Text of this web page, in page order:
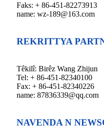
Faks: + 86-451-82273913
name: wz-189@163.com
REKRITTYA
Têkilî: Birêz Wang Zhijun
Tel: + 86-451-82340100
Fax: + 86-451-82340226
name: 87836339@qq.com
NAVENDA N